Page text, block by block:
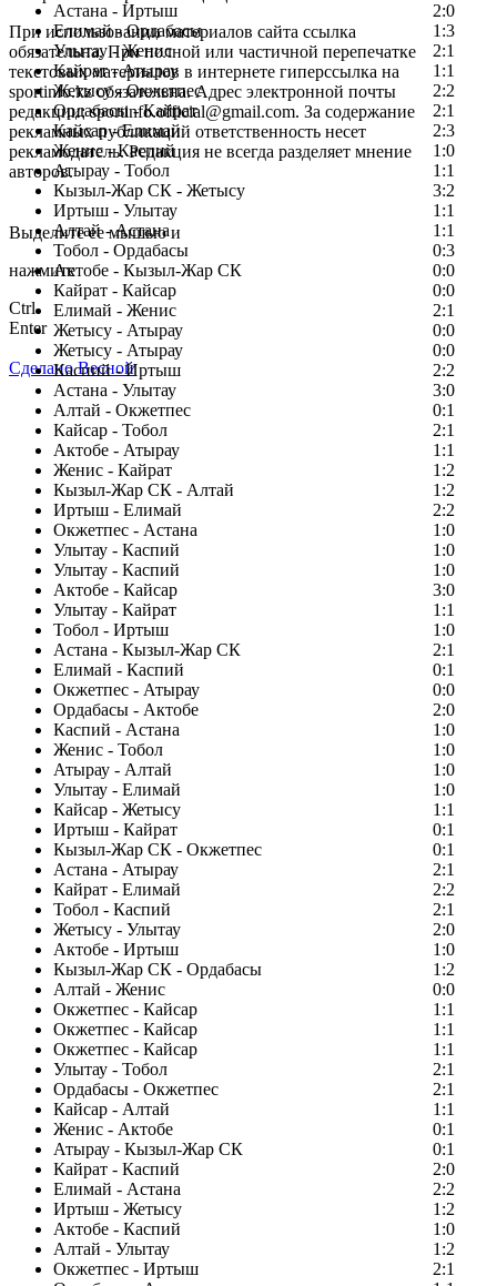
Астана - Иртыш
2:0
Елимай - Ордабасы
1:3
Улытау - Женис
2:1
Кайрат - Атырау
1:1
Жетысу - Окжетпес
2:2
Ордабасы - Кайрат
2:1
Кайсар - Елимай
2:3
Женис - Каспий
1:0
Атырау - Тобол
1:1
Кызыл-Жар СК - Жетысу
3:2
Иртыш - Улытау
1:1
Алтай - Астана
1:1
Тобол - Ордабасы
0:3
Актобе - Кызыл-Жар СК
0:0
Кайрат - Кайсар
0:0
Елимай - Женис
2:1
Жетысу - Атырау
0:0
Жетысу - Атырау
0:0
Каспий - Иртыш
2:2
Астана - Улытау
3:0
Алтай - Окжетпес
0:1
Кайсар - Тобол
2:1
Актобе - Атырау
1:1
Женис - Кайрат
1:2
Кызыл-Жар СК - Алтай
1:2
Иртыш - Елимай
2:2
Окжетпес - Астана
1:0
Улытау - Каспий
1:0
Улытау - Каспий
1:0
Актобе - Кайсар
3:0
Улытау - Кайрат
1:1
Тобол - Иртыш
1:0
Астана - Кызыл-Жар СК
2:1
Елимай - Каспий
0:1
Окжетпес - Атырау
0:0
Ордабасы - Актобе
2:0
Каспий - Астана
1:0
Женис - Тобол
1:0
Атырау - Алтай
1:0
Улытау - Елимай
1:0
Кайсар - Жетысу
1:1
Иртыш - Кайрат
0:1
Кызыл-Жар СК - Окжетпес
0:1
Астана - Атырау
2:1
Кайрат - Елимай
2:2
Тобол - Каспий
2:1
Жетысу - Улытау
2:0
Актобе - Иртыш
1:0
Кызыл-Жар СК - Ордабасы
1:2
Алтай - Женис
0:0
Окжетпес - Кайсар
1:1
Окжетпес - Кайсар
1:1
Окжетпес - Кайсар
1:1
Улытау - Тобол
2:1
Ордабасы - Окжетпес
2:1
Кайсар - Алтай
1:1
Женис - Актобе
0:1
Атырау - Кызыл-Жар СК
0:1
Кайрат - Каспий
2:0
Елимай - Астана
2:2
Иртыш - Жетысу
1:2
Актобе - Каспий
1:0
Алтай - Улытау
1:2
Окжетпес - Иртыш
2:1
При использовании материалов сайта ссылка
обязательна. При полной или частичной перепечатке
текстовых материалов в интернете гиперссылка на
sportinfo.kz обязательна. Адрес электронной почты
редакции: sportinfo.official@gmail.com. За содержание
рекламных публикаций ответственность несет
рекламодатель. Редакция не всегда разделяет мнение
авторов.
Заметили ошибку в тексте?
Выделите ее мышью и
нажмите
Ctrl
Enter
Сделано Весной